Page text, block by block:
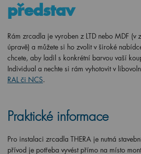
představ
Rám zrcadla je vyroben z LTD nebo MDF (v
úpravě) a můžete si ho zvolit v široké
chcete, aby ladil s konkrétní barvou vaší
Individual a nechte si rám vyhotovit v
RAL či NCS.
Praktické informace
Pro instalaci zrcadla THERA je nutná
přívod je potřeba vyvést přímo na místo